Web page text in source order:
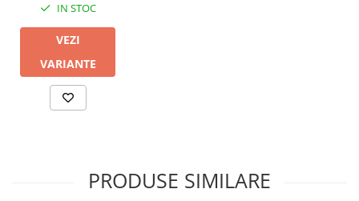
IN STOC
VEZI
VARIANTE
PRODUSE SIMILARE